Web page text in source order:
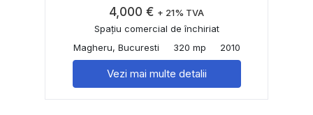
4,000 € + 21% TVA
Spațiu comercial de închiriat
Magheru, Bucuresti
320 mp 2010
Vezi mai multe detalii